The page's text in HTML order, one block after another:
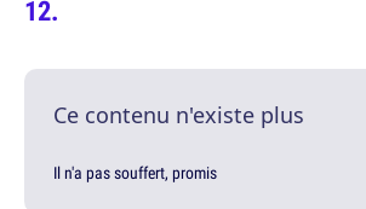
Ce contenu n'existe plus
Il n'a pas souffert, promis